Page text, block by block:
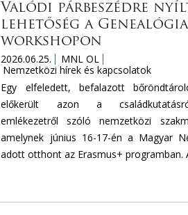
Valódi párbeszédre
lehetőség a
workshopon
2026.06.25.
MNL OL
Nemzetközi hírek és kapcsolatok
Egy elfeledett, befalazott
előkerült azon a
emlékezetről szóló nemzetközi
amelynek június 16-17-én a Magyar
adott otthont az Erasmus+ programban.